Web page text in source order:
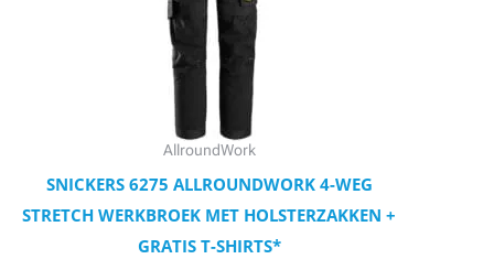
AllroundWork
SNICKERS 6275 ALLROUNDWORK 4-WEG
STRETCH WERKBROEK MET HOLSTERZAKKEN +
GRATIS T-SHIRTS*
Deze
optie
kan
gekozen
worden
productpagina